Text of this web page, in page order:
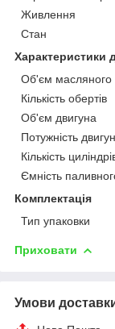
Живлення
Стан
Характеристики
Об'єм масляного
Кількість обертів
Об'єм двигуна
Потужність
Кількість
Ємність
Комплектація
Тип упаковки
Приховати
Умови